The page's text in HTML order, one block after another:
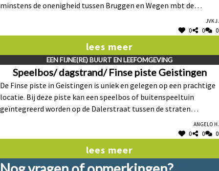
minstens de onenigheid tussen Bruggen en Wegen mbt de
fietsroutes op te lossen door bijv een WERKGROEP op te richten
die alle kruispunten van fietsroutes en gewestwegen nader
Breeërsteenweg is gebeurd !!! Met de fietsroutes naar Tongerloo
van uit de Beerselerdijk is helemaal niets mee gebeurd, wel voor
een frituur en de ingang naar Tongerloo is groots aangepakt, de
weg vanuit de Belestraat is ook alleen maar grondig aan te
pakken.
Jvk J.
0 0 0
lees meer
EEN FIJNE(RE) BUURT EN LEEFOMGEVING
Speelbos/ dagstrand/ Finse piste Geistingen
De Finse piste in Geistingen is uniek en gelegen op een prachtige
locatie. Bij deze piste kan een speelbos of buitenspeeltuin
geïntegreerd worden op de Dalerstraat tussen de straten
de zomer het dagstrand gekoppeld aan een schaduwrijke
jeugdverenigingen of speelpleinwerking.
Angelo H.
0 0 0
lees meer